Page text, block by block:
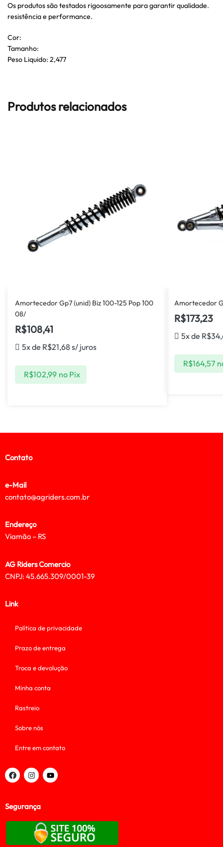
Os produtos são testados rigoosamente para garantir qualidade.
resistência e performance.
Cor:
Tamanho:
Peso Liquido: 2,477
Produtos relacionados
Amortecedor Gp7 (unid) Biz 100-125 Pop 100
08/
R$108,41
5x de R$21,68 s/ juros
R$102,99 no Pix
Amortecedor
R$173,23
5x de R$
R$164,57
Contato
e-Mail
contato@agriders.com.br
Endereço
Viamão – RS
AG Riders Comercio
CNPJ: 45.665.309/0001-39
Link
Política de privacidade
Prazo de entrega
Troca e devolução
Minha conta
Rastreio
Sobre nós
Entre em contato
Segurança